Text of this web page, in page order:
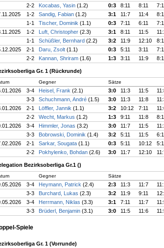
2-2
Kocabas, Yasin (1.2) 0:3 8:11 8:11
1-2 Sandig, Fabian (1.2) 3:1 11:7 11:4
1-1
Tischer, Dominik (1.1) 0:3 7:11 6:11
1-2 Luft, Christopher (2.3) 3:1 8:11 11:5
1-1
Schüßler, Bernhard (2.2) 3:2 11:9 12:10
2-1 Daru, Zsolt (1.1) 0:3 5:11 3:11
2-2
Kannan, Shriram (1.6) 1:3 3:11 11:9
Gr. 1 (Rückrunde)
Gegner Sätze
3-4 Heisel, Frank (2.1) 3:0 11:3 11:5
3-3
Schuchmann, André (1.5) 3:0 11:3 11:8
2-1 Löffler, Jannik (1.1) 3:2 10:12 7:11
2-2
Wecht, Markus (1.2) 1:3 9:11 11:8
3-4 Himmler, Jonas (3.2) 3:0 11:7 11:5
3-3
Bobrowski, Dominik (1.4) 3:2 5:11 11:5
2-1 Sarkar, Sougata (1.1) 0:3 5:11 10:12
2-2
Pokhylenko, Bohdan (2.6) 3:0 11:7 12:10
Bezirksoberliga Gr.1 ()
Gegner Sätze
3-4 Heymann, Patrick (2.4) 2:3 11:3 11:7
3-3
Burchard, Lukas (2.3) 3:2 11:9 9:11
3-4 Herrmann, Niklas (3.3) 3:1 7:11 11:7
3-3
Brüderl, Benjamin (3.1) 3:0 11:5 11:6
Spiele
Gr. 1 (Vorrunde)